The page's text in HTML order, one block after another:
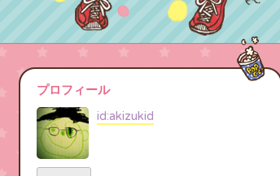
プロフィール
id:akizukid